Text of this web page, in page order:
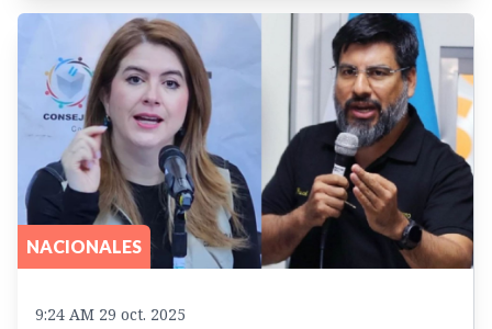
NACIONALES
9:24 AM 29 oct. 2025